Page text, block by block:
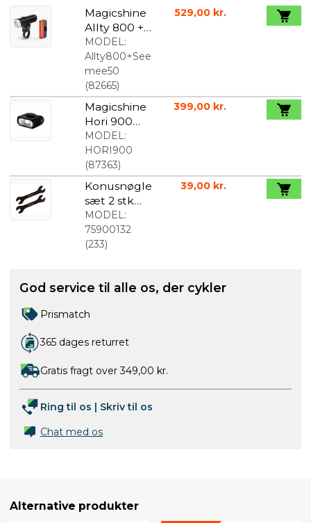
Magicshine
Allty 800 +
Seemee 50
lygtesæt
MODEL:
Allty800+See
mee50
(82665)
529,00 kr.
Magicshine
Hori 900
forlygte
900 Lumen
MODEL:
HORI900
(87363)
399,00 kr.
Konusnøgle
sæt 2 stk
13/14/15/16m
m
MODEL:
75900132
(233)
39,00 kr.
God service til alle os, der cykler
Prismatch
365 dages returret
Gratis fragt over 349,00 kr.
Ring til os | Skriv til os
Chat med os
Alternative produkter